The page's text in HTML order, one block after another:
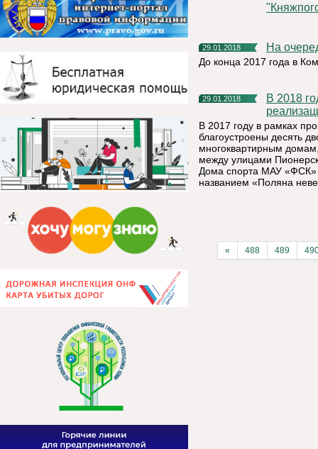
29.01.2018 На
До конца 2017 года в
29.01.2018
В 2018 году в Княжпогостском районе продолжится
В 2017 году в рамках
благоустроены десять
многоквартирным
между улицами
Дома спорта МАУ «ФСК»
названием «Поляна
« 488 489